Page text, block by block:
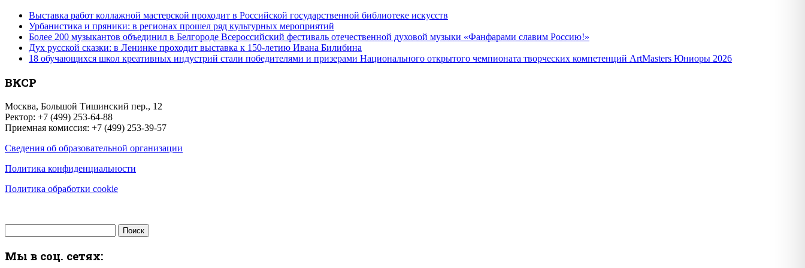
Выставка работ коллажной мастерской проходит в Российской государственной библиотеке искусств
Урбанистика и пряники: в регионах прошел ряд культурных мероприятий
Более 200 музыкантов объединил в Белгороде Всероссийский фестиваль отечественной духовой музыки «Фанфарами славим Россию!»
Дух русской сказки: в Ленинке проходит выставка к 150-летию Ивана Билибина
18 обучающихся школ креативных индустрий стали победителями и призерами Национального открытого чемпионата творческих компетенций ArtMasters Юниоры 2026
ВКСР
Москва, Большой Тишинский пер., 12
Ректор: +7 (499) 253-64-88
Приемная комиссия: +7 (499) 253-39-57
Сведения об образовательной организации
Политика конфиденциальности
Политика обработки cookie
Мы в соц. сетях: